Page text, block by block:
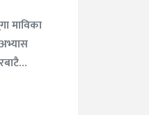
माविका